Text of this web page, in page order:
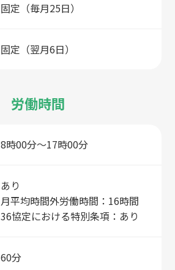
固定（毎月25日）
固定（翌月6日）
労働時間
8時00分〜17時00分
あり
月平均時間外労働時間：16時間
36協定における特別条項：あり
60分